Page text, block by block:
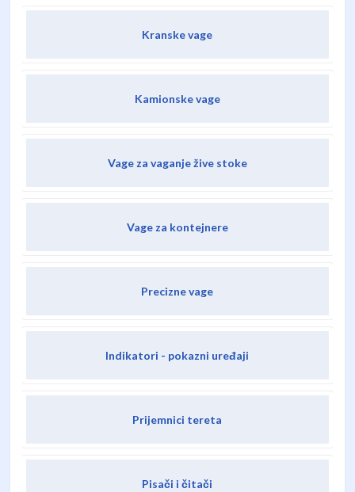
Kranske vage
Kamionske vage
Vage za vaganje žive stoke
Vage za kontejnere
Precizne vage
Indikatori - pokazni uređaji
Prijemnici tereta
Pisači i čitači